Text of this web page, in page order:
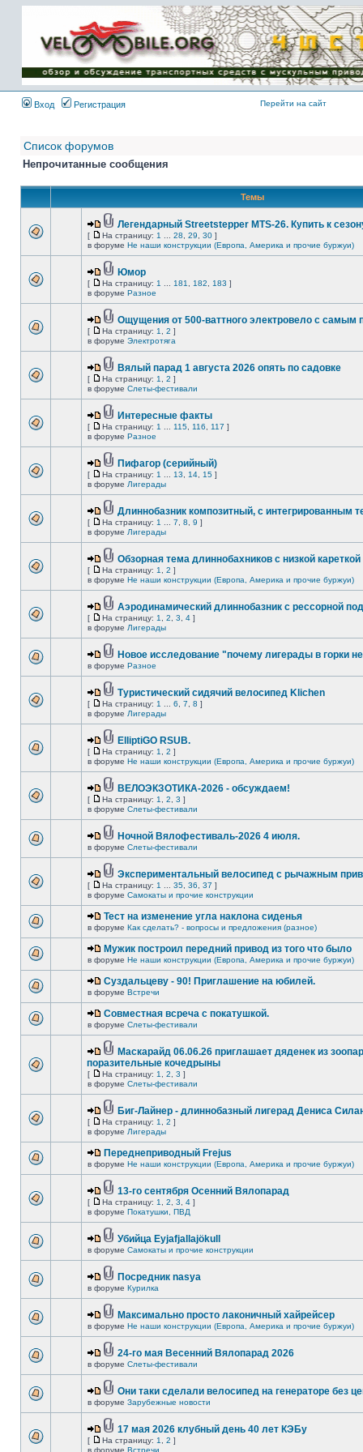
Имя пользователя:
Пароль:
{ LOG_ME_IN_SHORT
}
Вход
Регистрация Перейти на сайт
Список форумов
Непрочитанные сообщения
Темы
Легендарный Streetstepper MTS-26. Купить к
[ На страницу: 1 28 29 30 ]
в форуме Не наши конструкции (Европа, Америка и прочие буржуи)
Юмор
[ На страницу: 1 181 182 183 ]
в форуме Разное
Ощущения от 500-ваттного электровело с самым
[ На страницу: 1 2 ]
в форуме Электротяга
Вялый парад 1 августа 2026 опять по садовке
[ На страницу: 1 2 ]
в форуме Слеты-фестивали
Интересные факты
[ На страницу: 1 115 116 117 ]
в форуме Разное
Пифагор (серийный)
[ На страницу: 1 13 14 15 ]
в форуме Лигерады
Длиннобазник композитный, с интегрированным
[ На страницу: 1 7 8 9 ]
в форуме Лигерады
Обзорная тема длиннобахников с низкой кареткой
[ На страницу: 1 2 ]
в форуме Не наши конструкции (Европа, Америка и прочие буржуи)
Аэродинамический длиннобазник с рессорной
[ На страницу: 1 2 3 4 ]
в форуме Лигерады
Новое исследование "почему лигерады в горки
в форуме Разное
Туристический сидячий велосипед Klichen
[ На страницу: 1 6 7 8 ]
в форуме Лигерады
ElliptiGO RSUB.
[ На страницу: 1 2 ]
в форуме Не наши конструкции (Европа, Америка и прочие буржуи)
ВЕЛОЭКЗОТИКА-2026 - обсуждаем!
[ На страницу: 1 2 3 ]
в форуме Слеты-фестивали
Ночной Вялофестиваль-2026 4 июля.
в форуме Слеты-фестивали
Экспериментальный велосипед с рычажным
[ На страницу: 1 35 36 37 ]
в форуме Самокаты и прочие конструкции
Тест на изменение угла наклона сиденья
в форуме Как сделать? - вопросы и предложения (разное)
Мужик построил передний привод из того что было
в форуме Не наши конструкции (Европа, Америка и прочие буржуи)
Суздальцеву - 90! Приглашение на юбилей.
в форуме Встречи
Совместная всреча с покатушкой.
в форуме Слеты-фестивали
Маскарайд 06.06.26 приглашает дяденек из
поразительные кочедрыны
[ На страницу: 1 2 3 ]
в форуме Слеты-фестивали
Биг-Лайнер - длиннобазный лигерад Дениса
[ На страницу: 1 2 ]
в форуме Лигерады
Переднеприводный Frejus
в форуме Не наши конструкции (Европа, Америка и прочие буржуи)
13-го сентября Осенний Вялопарад
[ На страницу: 1 2 3 4 ]
в форуме Покатушки, ПВД
Убийца Eyjafjallajökull
в форуме Самокаты и прочие конструкции
Посредник nasya
в форуме Курилка
Максимально просто лаконичный хайрейсер
в форуме Не наши конструкции (Европа, Америка и прочие буржуи)
24-го мая Весенний Вялопарад 2026
в форуме Слеты-фестивали
Они таки сделали велосипед на генераторе без
в форуме Зарубежные новости
17 мая 2026 клубный день 40 лет КЭБу
[ На страницу: 1 2 ]
в форуме Встречи